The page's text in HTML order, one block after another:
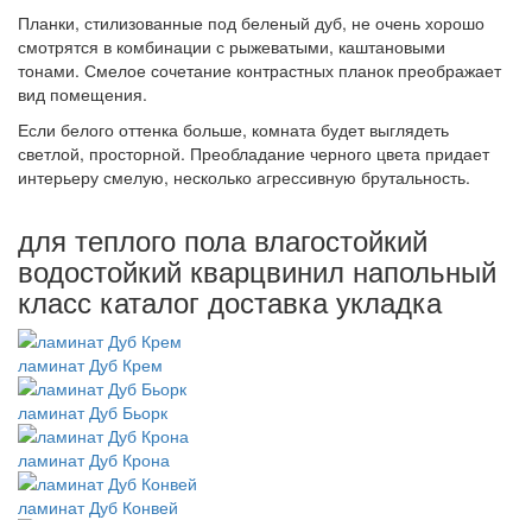
Планки, стилизованные под беленый дуб, не очень хорошо
смотрятся в комбинации с рыжеватыми, каштановыми
тонами. Смелое сочетание контрастных планок преображает
вид помещения.
Если белого оттенка больше, комната будет выглядеть
светлой, просторной. Преобладание черного цвета придает
интерьеру смелую, несколько агрессивную брутальность.
для теплого пола влагостойкий
водостойкий кварцвинил напольный
класс каталог доставка укладка
ламинат Дуб Крем
ламинат Дуб Бьорк
ламинат Дуб Крона
ламинат Дуб Конвей